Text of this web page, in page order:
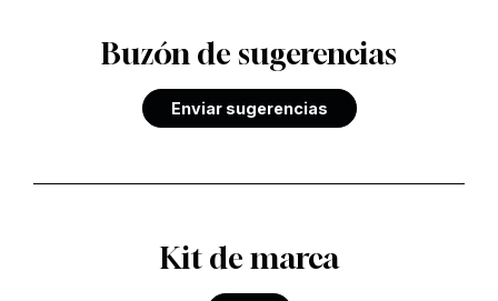
Buzón de sugerencias
Enviar sugerencias
Kit de marca